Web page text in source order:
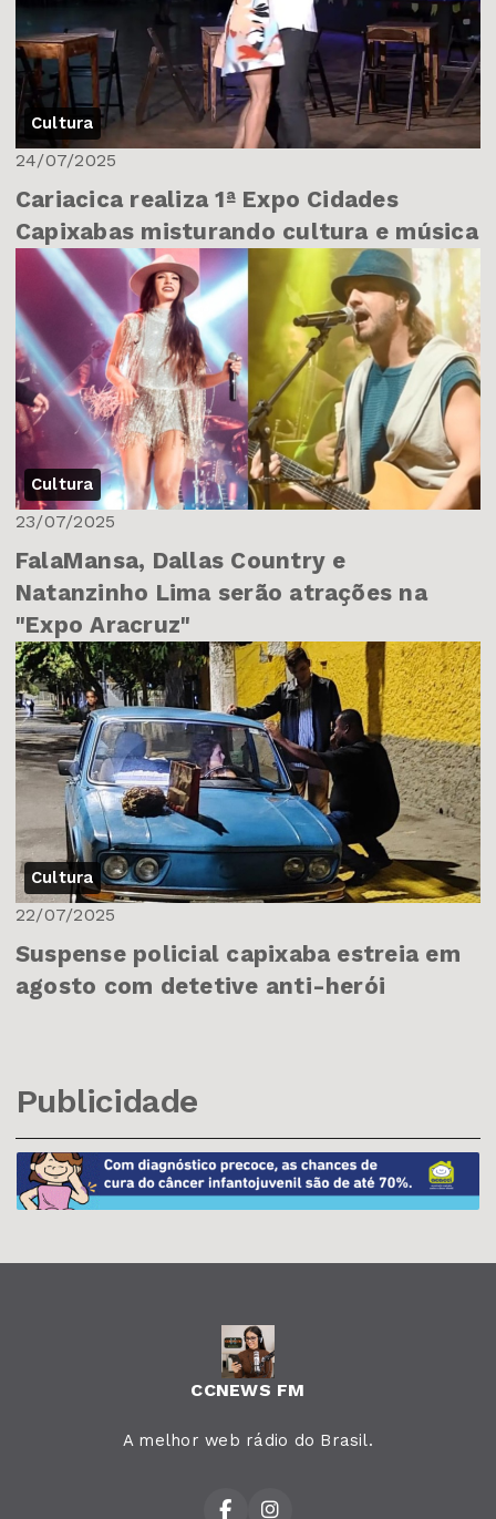
Cultura
24/07/2025
Cariacica realiza 1ª Expo Cidades
Capixabas misturando cultura e música
Cultura
23/07/2025
FalaMansa, Dallas Country e
Natanzinho Lima serão atrações na
"Expo Aracruz"
Cultura
22/07/2025
Suspense policial capixaba estreia em
agosto com detetive anti-herói
Publicidade
CCNEWS FM
A melhor web rádio do Brasil.